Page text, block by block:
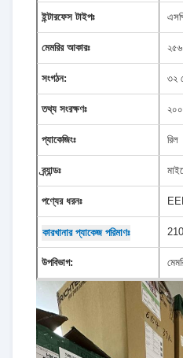
ইন্টারফেস টাইপঃ
মেমরির আকারঃ ২৫৬
সংগঠন: ৩২
তথ্য সংরক্ষণঃ
প্যাকেজিংঃ রিল
ব্র্যান্ডঃ
পণ্যের ধরনঃ
কারখানার প্যাকেজ পরিমাণঃ
উপবিভাগ: